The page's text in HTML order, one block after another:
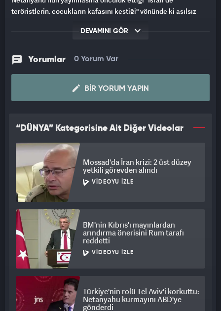
teröristlerin, çocukların kafasını kestiği" yönünde ki asılsız
yetkilileri ise bu konunun sadece bir kaç habere dayandığı
[Sosyal medyada yayılan İsrail yalanları! İletişim Başkanlığı
doğrularını paylaştı] Sosyal medyada yayılan İsrail yalanları!
İletişim Başkanlığı doğrularını paylaştı
Beyaz Saray, Biden'ın "Teröristlerin, çocukların kafasını
kestiğine" ilişkin iddialarının, birkaç habere ve İsrailli
yetkililerin söylemlerine dayandığını açıkladı.
AÇIKLAMALAR DEZENFORMASYONDUR
Bir açıklamada Türkiye'den geldi. Cumhurbaşkanlığı İletişim
Başkanlığı Dezenformasyonla Mücadele Merkezi, sosyal
medya hesabından yaptığı paylaşımda "ABD Başkanı Joe
Bıden'ın açıklamaları dezenformasyondur" denildi.
DEVAMINI GÖR
Yorumlar 0 Yorum Var
BIR YORUM YAPIN
“DÜNYA” Kategorisine Ait Diğer Videolar
Mossad'da İran krizi: 2 üst düzey
yetkili görevden alındı
VIDEOYU İZLE
BM'nin Kıbrıs'ı mayınlardan
arındırma önerisini Rum tarafı
reddetti
VIDEOYU İZLE
Türkiye'nin rolü Tel Aviv'i korkuttu:
Netanyahu kurmayını ABD'ye
gönderdi